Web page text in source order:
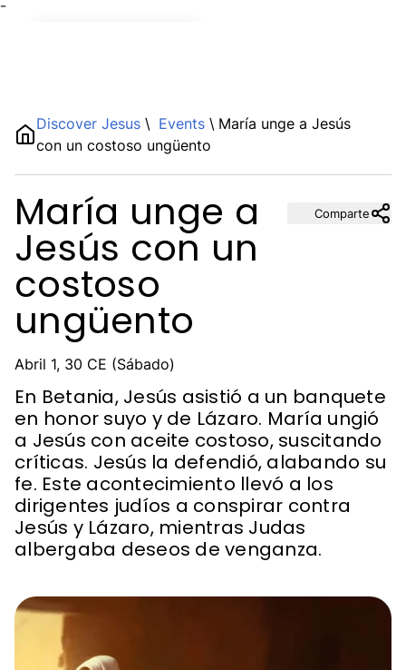
¯
Discover Jesus \ Events \ María unge a Jesús
con un costoso ungüento
María unge a
Jesús con un
costoso
ungüento
Abril 1, 30 CE (Sábado)
En Betania, Jesús asistió a un banquete
en honor suyo y de Lázaro. María ungió
a Jesús con aceite costoso, suscitando
críticas. Jesús la defendió, alabando su
fe. Este acontecimiento llevó a los
dirigentes judíos a conspirar contra
Jesús y Lázaro, mientras Judas
albergaba deseos de venganza.
Comparte
Description